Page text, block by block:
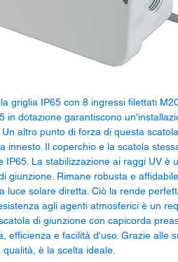
griglia IP65 con 8 ingressi filettati
in dotazione garantiscono
altro punto di forza di questa
innesto. Il coperchio e la scatola
IP65. La stabilizzazione ai raggi UV è
giunzione. Rimane robusta e
luce solare diretta. Ciò la rende
agli agenti atmosferici è un
di giunzione con capicorda
efficienza e facilità d'uso. Grazie alle
è la scelta ideale.